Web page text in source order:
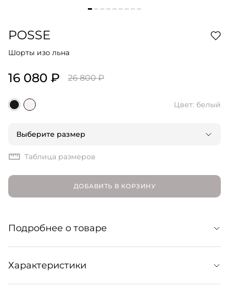
POSSE
Шорты изо льна
16 080 ₽ 26 800 ₽
Цвет: белый
Выберите размер
Таблица размеров
ДОБАВИТЬ В КОРЗИНУ
Подробнее о товаре
Шорты «Марчелло» Marchello из высококачественного
льна имеют высокую посадку и свободный силуэт,
дополненный мягкими складками. Сочетайте их с
Характеристики